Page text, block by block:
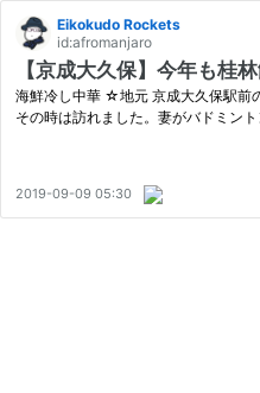
Eikokudo Rockets
id:afromanjaro
【京成大久保】今年も桂
海鮮冷し中華 ☆地元 京成大久保駅前
その時は訪れました。妻がバドミン
2019-09-09 05:30